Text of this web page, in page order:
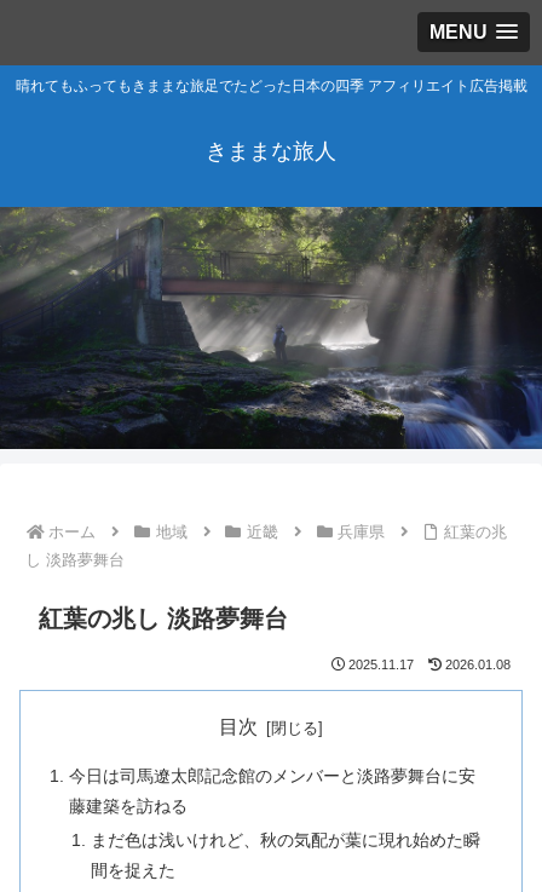
MENU
晴れてもふってもきままな旅足でたどった日本の四季 アフィリエイト広告掲載
きままな旅人
ホーム 地域 近畿 兵庫県
紅葉の兆
し 淡路夢舞台
紅葉の兆し 淡路夢舞台
2025.11.17 2026.01.08
目次
今日は司馬遼太郎記念館のメンバーと淡路夢舞台に安
藤建築を訪ねる
まだ色は浅いけれど、秋の気配が葉に現れ始めた瞬
間を捉えた